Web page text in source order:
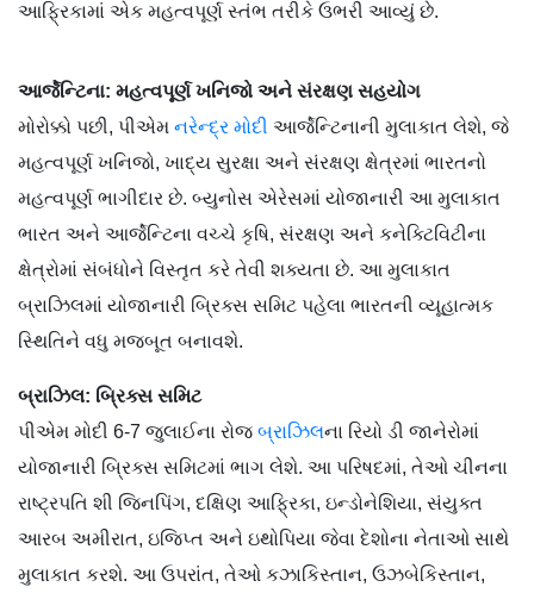
આફ્રિકામાં એક મહત્વપૂર્ણ સ્તંભ તરીકે ઉભરી આવ્યું છે.
આર્જેન્ટિના: મહત્વપૂર્ણ ખનિજો અને સંરક્ષણ સહયોગ
મોરોક્કો પછી, પીએમ નરેન્દ્ર મોદી આર્જેન્ટિનાની મુલાકાત લેશે, જે
મહત્વપૂર્ણ ખનિજો, ખાદ્ય સુરક્ષા અને સંરક્ષણ ક્ષેત્રમાં ભારતનો
મહત્વપૂર્ણ ભાગીદાર છે. બ્યુનોસ એરેસમાં યોજાનારી આ મુલાકાત
ભારત અને આર્જેન્ટિના વચ્ચે કૃષિ, સંરક્ષણ અને કનેક્ટિવિટીના
ક્ષેત્રોમાં સંબંધોને વિસ્તૃત કરે તેવી શક્યતા છે. આ મુલાકાત
બ્રાઝિલમાં યોજાનારી બ્રિક્સ સમિટ પહેલા ભારતની વ્યૂહાત્મક
સ્થિતિને વધુ મજબૂત બનાવશે.
બ્રાઝિલ: બ્રિક્સ સમિટ
પીએમ મોદી 6-7 જુલાઈના રોજ બ્રાઝિલના રિયો ડી જાનેરોમાં
યોજાનારી બ્રિક્સ સમિટમાં ભાગ લેશે. આ પરિષદમાં, તેઓ ચીનના
રાષ્ટ્રપતિ શી જિનપિંગ, દક્ષિણ આફ્રિકા, ઇન્ડોનેશિયા, સંયુક્ત
આરબ અમીરાત, ઇજિપ્ત અને ઇથોપિયા જેવા દેશોના નેતાઓ સાથે
મુલાકાત કરશે. આ ઉપરાંત, તેઓ કઝાકિસ્તાન, ઉઝબેકિસ્તાન,